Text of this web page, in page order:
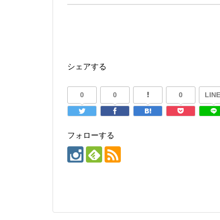
シェアする
0 0 0
フォローする